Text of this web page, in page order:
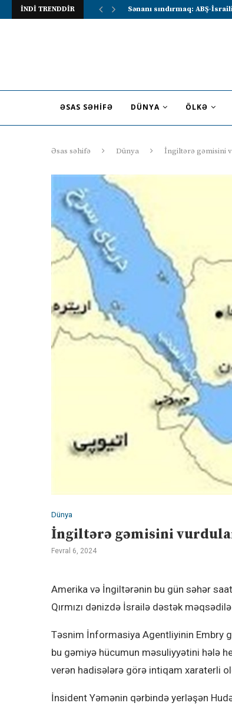
İNDİ TRENDDİR Lavrov Suriya prezidentini
ƏSAS SƏHIFƏ DÜNYA ÖLKƏ
Əsas səhifə Dünya İngiltərə gəmisini
Dünya
İngiltərə gəmisini
Fevral 6, 2024
Amerika və İngiltərənin bu gün səhər
Qırmızı dənizdə İsrailə dəstək
Təsnim İnformasiya Agentliyinin Embry
bu gəmiyə hücumun məsuliyyətini hələ
verən hadisələrə görə intiqam xaraterli
İnsident Yəmənin qərbində yerləşən